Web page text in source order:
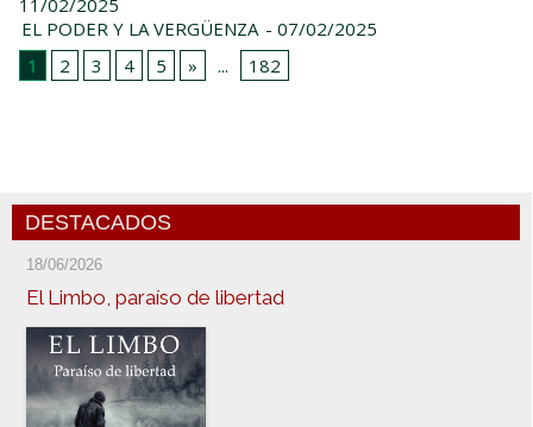
EL PODER Y LA VERGÜENZA - 07/02/2025
1
2 3 4 5 » ... 182
DESTACADOS
18/06/2026
El Limbo, paraíso de libertad